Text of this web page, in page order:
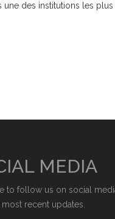
des institutions les plus
MEDIA
to follow us on social
recent updates.